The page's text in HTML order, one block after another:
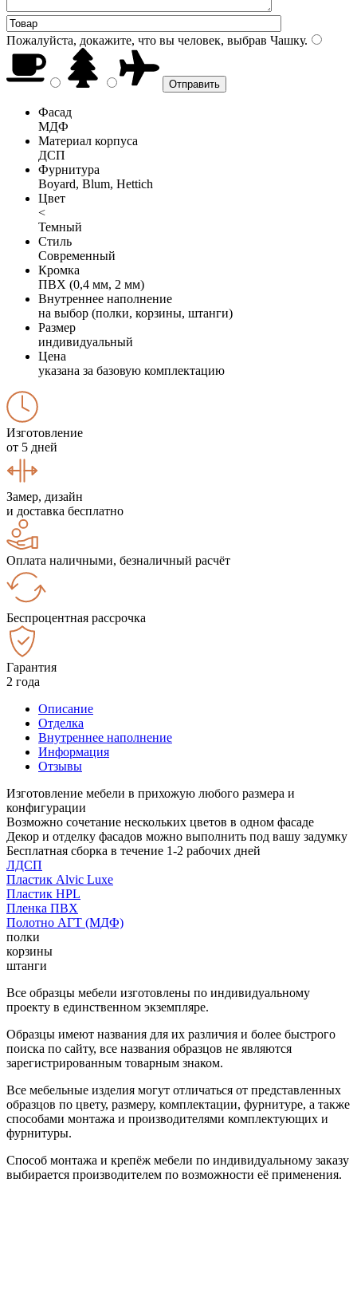
Пожалуйста, докажите, что вы человек, выбрав Чашку.
Фасад
МДФ
Материал корпуса
ДСП
Фурнитура
Boyard, Blum, Hettich
Цвет
<
Темный
Стиль
Современный
Кромка
ПВХ (0,4 мм, 2 мм)
Внутреннее наполнение
на выбор (полки, корзины, штанги)
Размер
индивидуальный
Цена
указана за базовую комплектацию
Изготовление
от 5 дней
Замер, дизайн
и доставка бесплатно
Оплата наличными, безналичный расчёт
Беспроцентная рассрочка
Гарантия
2 года
Описание
Отделка
Внутреннее наполнение
Информация
Отзывы
Изготовление мебели в прихожую любого размера и
конфигурации
Возможно сочетание нескольких цветов в одном фасаде
Декор и отделку фасадов можно выполнить под вашу задумку
Бесплатная сборка в течение 1-2 рабочих дней
ЛДСП
Пластик Alvic Luxe
Пластик HPL
Пленка ПВХ
Полотно АГТ (МДФ)
полки
корзины
штанги
Все образцы мебели изготовлены по индивидуальному
проекту в единственном экземпляре.
Образцы имеют названия для их различия и более быстрого
поиска по сайту, все названия образцов не являются
зарегистрированным товарным знаком.
Все мебельные изделия могут отличаться от представленных
образцов по цвету, размеру, комплектации, фурнитуре, а также
способами монтажа и производителями комплектующих и
фурнитуры.
Способ монтажа и крепёж мебели по индивидуальному заказу
выбирается производителем по возможности её применения.